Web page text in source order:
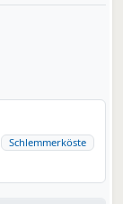
Schlemmerköste